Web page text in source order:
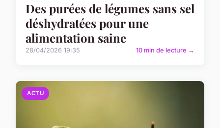
Des purées de légumes sans sel
déshydratées pour une
alimentation saine
28/04/2026 19:35 10 min de lecture →
ACTU